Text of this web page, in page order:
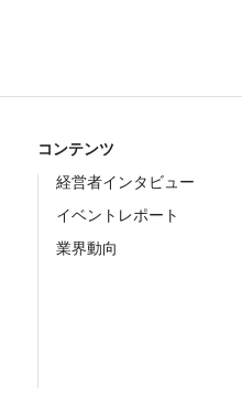
コンテンツ
経営者インタビュー
イベントレポート
業界動向